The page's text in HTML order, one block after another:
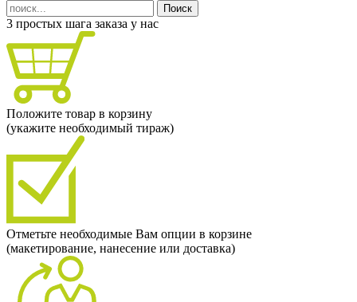
Поиск
3 простых шага заказа у нас
Положите товар в корзину
(укажите необходимый тираж)
Отметьте необходимые Вам опции в корзине
(макетирование, нанесение или доставка)